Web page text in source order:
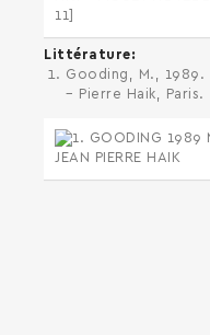
Littérature
Gooding, M., 1989.
– Pierre Haik, Paris.